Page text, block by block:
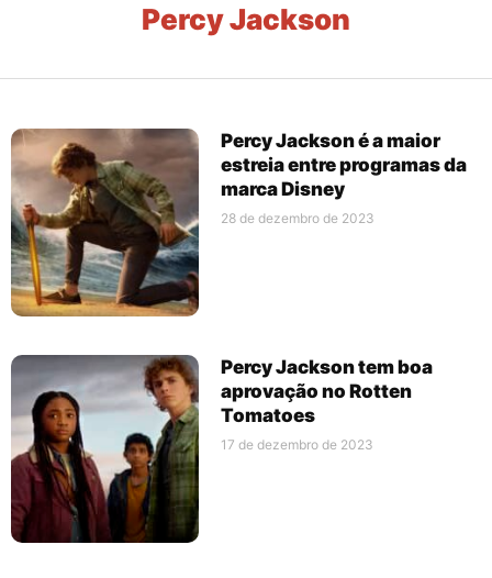
Percy Jackson
Percy Jackson é a maior
estreia entre programas da
marca Disney
28 de dezembro de 2023
Percy Jackson tem boa
aprovação no Rotten
Tomatoes
17 de dezembro de 2023